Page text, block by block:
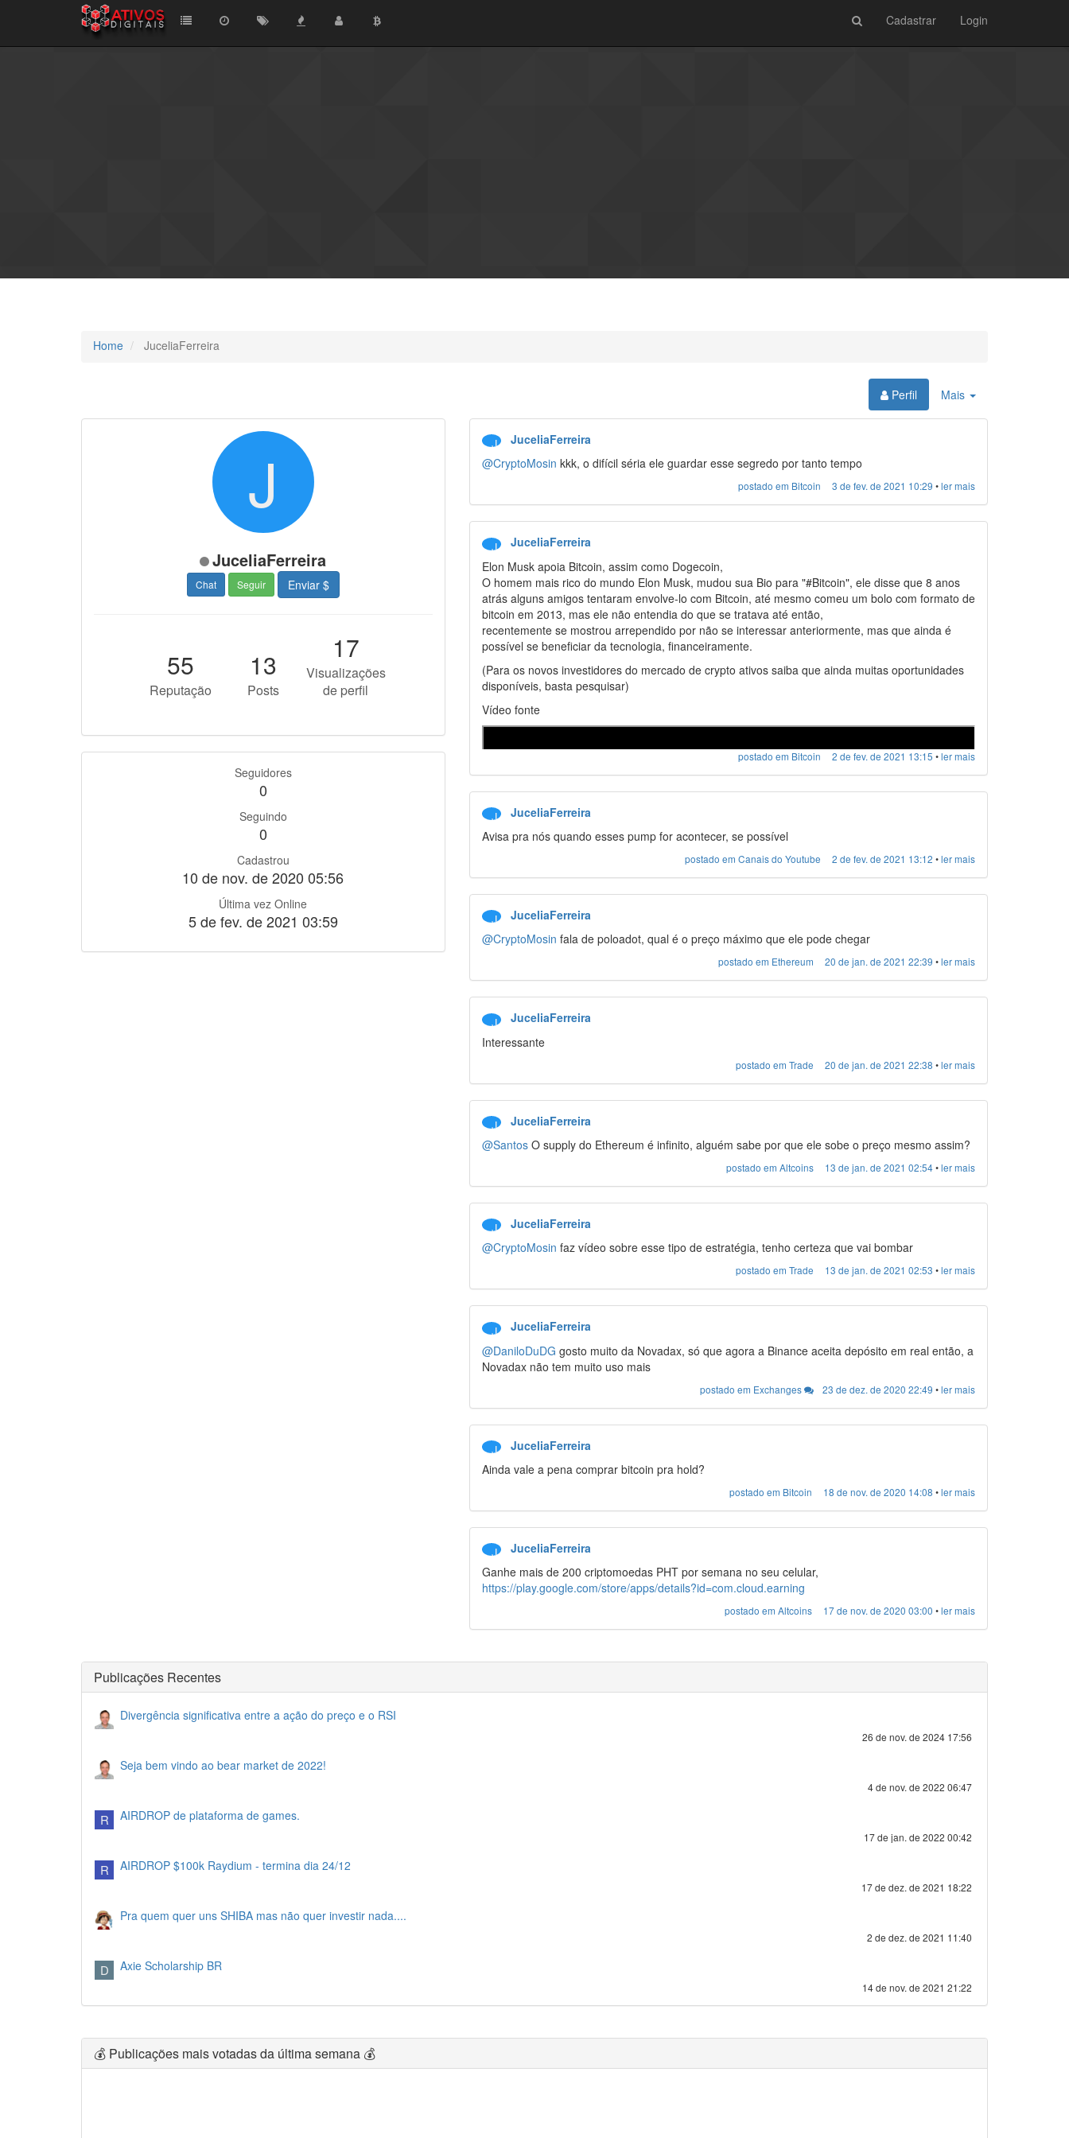
Cadastrar Login
Home JuceliaFerreira
Mais
Toggle
Perfil
J
JuceliaFerreira
Chat Seguir Enviar $
55
Reputação
13
Posts
17
Visualizações
de perfil
Seguidores
0
Seguindo
0
Cadastrou
10 de nov. de 2020 05:56
Última vez Online
5 de fev. de 2021 03:59
J
JuceliaFerreira
@CryptoMosin kkk, o difícil séria ele guardar esse segredo por tanto tempo
postado em Bitcoin 3 de fev. de 2021 10:29 •ler mais
J
JuceliaFerreira
Elon Musk apoia Bitcoin, assim como Dogecoin,
O homem mais rico do mundo Elon Musk, mudou sua Bio para "#Bitcoin", ele disse que 8 anos
atrás alguns amigos tentaram envolve-lo com Bitcoin, até mesmo comeu um bolo com formato de
bitcoin em 2013, mas ele não entendia do que se tratava até então,
recentemente se mostrou arrependido por não se interessar anteriormente, mas que ainda é
possível se beneficiar da tecnologia, financeiramente.
(Para os novos investidores do mercado de crypto ativos saiba que ainda muitas oportunidades
disponíveis, basta pesquisar)
Vídeo fonte
(em inglês)
postado em Bitcoin 2 de fev. de 2021 13:15 •ler mais
J
JuceliaFerreira
Avisa pra nós quando esses pump for acontecer, se possível
postado em Canais do Youtube 2 de fev. de 2021 13:12 •ler mais
J
JuceliaFerreira
@CryptoMosin fala de poloadot, qual é o preço máximo que ele pode chegar
postado em Ethereum 20 de jan. de 2021 22:39 •ler mais
J
JuceliaFerreira
Interessante
postado em Trade 20 de jan. de 2021 22:38 •ler mais
J
JuceliaFerreira
@SantosO supply do Ethereum é infinito, alguém sabe por que ele sobe o preço mesmo assim?
postado em Altcoins 13 de jan. de 2021 02:54•ler mais
J
JuceliaFerreira
@CryptoMosin faz vídeo sobre esse tipo de estratégia, tenho certeza que vai bombar
postado em Trade 13 de jan. de 2021 02:53 •ler mais
J
JuceliaFerreira
@DaniloDuDG gosto muito da Novadax, só que agora a Binance aceita depósito em real então, a
Novadax não tem muito uso mais
postado em Exchanges 23 de dez. de 2020 22:49 •ler mais
J
JuceliaFerreira
Ainda vale a pena comprar bitcoin pra hold?
postado em Bitcoin 18 de nov. de 2020 14:08 •ler mais
J
JuceliaFerreira
Ganhe mais de 200 criptomoedas PHT por semana no seu celular,
https://play.google.com/store/apps/details?id=com.cloud.earning
postado em Altcoins 17 de nov. de 2020 03:00 •ler mais
Publicações Recentes
Divergência significativa entre a ação do preço e o RSI
26 de nov. de 2024 17:56
Seja bem vindo ao bear market de 2022!
4 de nov. de 2022 06:47
R AIRDROP de plataforma de games.
17 de jan. de 2022 00:42
R AIRDROP $100k Raydium - termina dia 24/12
17 de dez. de 2021 18:22
Pra quem quer uns SHIBA mas não quer investir nada....
2 de dez. de 2021 11:40
D Axie Scholarship BR
14 de nov. de 2021 21:22
💰 Publicações mais votadas da última semana 💰